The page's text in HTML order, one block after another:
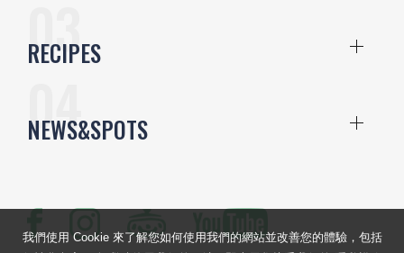
RECIPES
NEWS&SPOTS
我們使用 Cookie 來了解您如何使用我們的網站並改善您的體驗，包括